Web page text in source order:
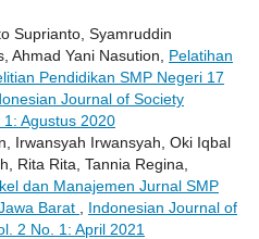
Suprianto, Syamruddin
Ahmad Yani Nasution, Pelatihan
Pendidikan SMP Negeri 17
Journal of Society
Agustus 2020
Irwansyah Irwansyah, Oki Iqbal
Rita Rita, Tannia Regina,
dan Manajemen Jurnal SMP
Barat
Indonesian Journal of
2 No. 1: April 2021